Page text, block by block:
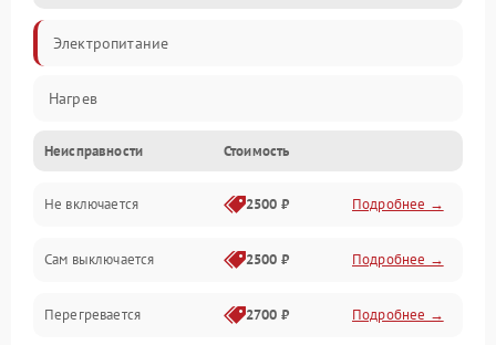
Электропитание
Нагрев
Неисправности Стоимость
Не включается 2500 ₽ Подробнее →
Сам выключается 2500 ₽ Подробнее →
Перегревается 2700 ₽ Подробнее →